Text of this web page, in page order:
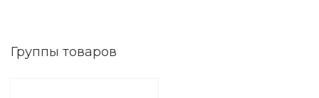
Группы товаров